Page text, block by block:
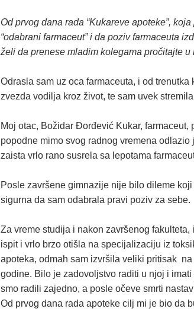
Od prvog dana rada “Kukareve apoteke”,
“odabrani farmaceut” i da poziv farmaceuta
želi da prenese mladim kolegama pročitajte u
Odrasla sam uz oca farmaceuta, i od
zvezda vodilja kroz život, te sam uvek
Moj otac, Božidar Đorđević Kukar, farmaceut,
popodne mimo svog radnog vremena
zaista vrlo rano susrela sa lepotama
Posle završene gimnazije nije bilo dileme
sigurna da sam odabrala pravi poziv za sebe.
Za vreme studija i nakon završenog
ispit i vrlo brzo otišla na specijalizaciju iz
apoteka, odmah sam izvršila veliki pritisak na
godine. Bilo je zadovoljstvo raditi u njoj i
smo radili zajedno, a posle očeve smrti
Od prvog dana rada apoteke cilj mi je bio da